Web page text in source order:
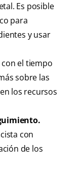
Es posible
para
y usar
el tiempo
sobre las
los recursos
con
de los